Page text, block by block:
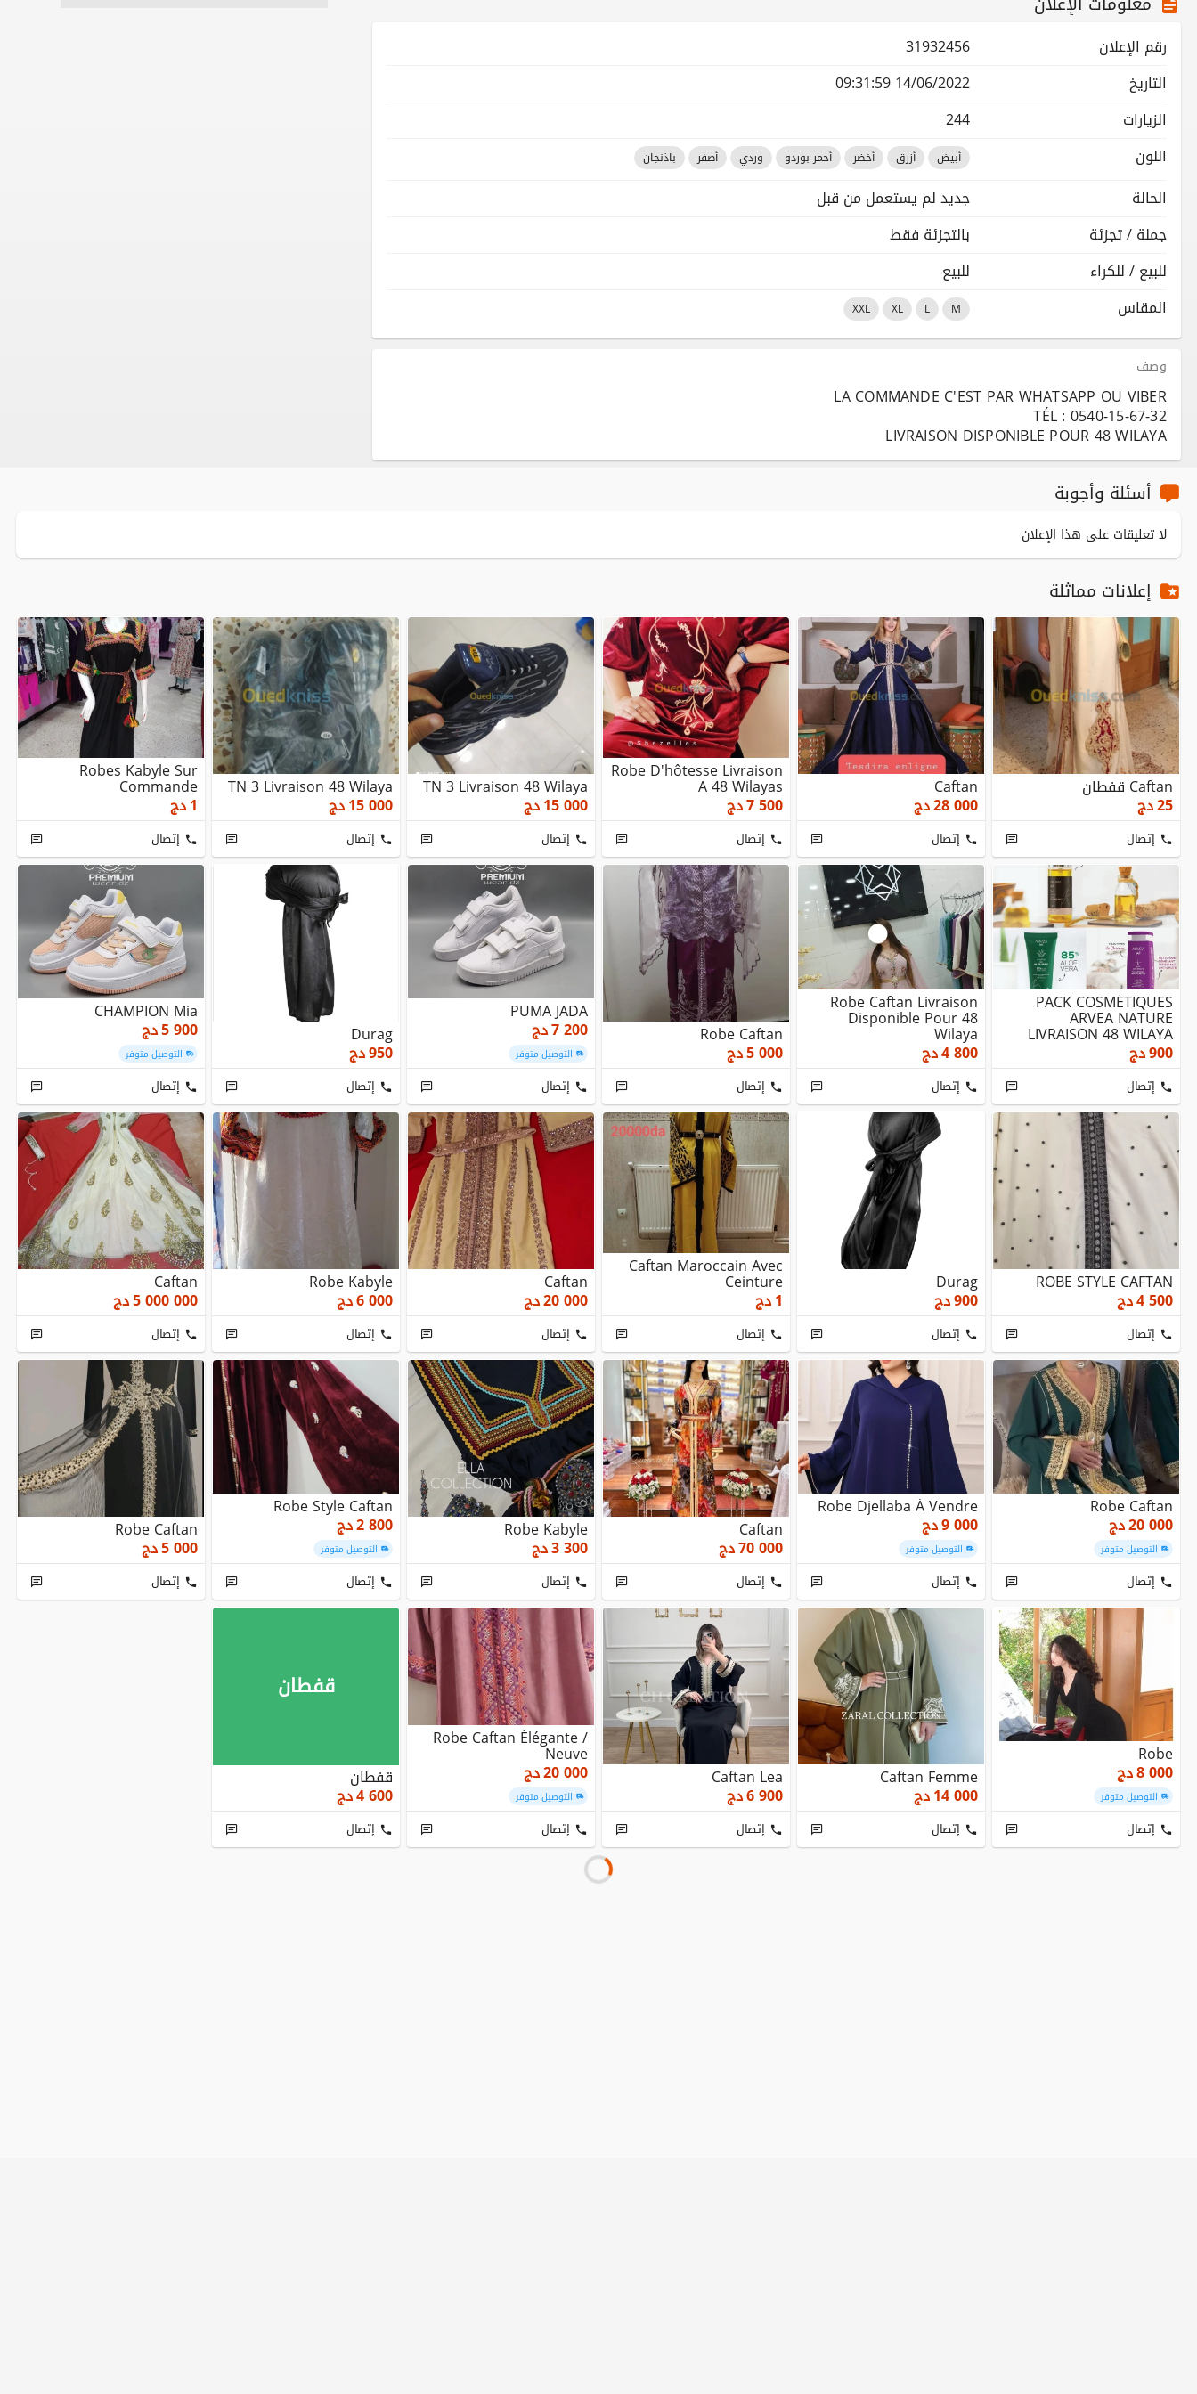
رقم الإعلان
31932456
التاريخ
14/06/2022 09:31:59
الزيارات
244
اللون
أبيض أزرق أخضر أحمر بوردو وردي أصفر باذنجان
الحالة
جديد لم يستعمل من قبل
جملة / تجزئة
بالتجزئة فقط
للبيع / للكراء
للبيع
المقاس
M
L
XL
XXL
وصف
TÉL : 0540-15-67-32
LIVRAISON DISPONIBLE POUR 48 WILAYA
أسئلة وأجوبة
لا تعليقات على هذا الإعلان
إعلانات مماثلة
Caftan قفطان
25دج
إتصال
Caftan
28 000دج
إتصال
Robe D'hôtesse Livraison
A 48 Wilayas
7 500دج
إتصال
TN 3 Livraison 48 Wilaya
15 000دج
إتصال
TN 3 Livraison 48 Wilaya
15 000دج
إتصال
Robes Kabyle Sur
Commande
1دج
إتصال
PACK COSMÉTIQUES
ARVEA NATURE
LIVRAISON 48 WILAYA
900دج
إتصال
Robe Caftan Livraison
Disponible Pour 48
Wilaya
4 800دج
إتصال
Robe Caftan
5 000دج
إتصال
PUMA JADA
7 200دج
التوصيل متوفر
إتصال
Durag
950دج
إتصال
CHAMPION Mia
5 900دج
التوصيل متوفر
إتصال
ROBE STYLE CAFTAN
4 500دج
إتصال
Durag
900دج
إتصال
Caftan Maroccain Avec
Ceinture
1دج
إتصال
Caftan
20 000دج
إتصال
Robe Kabyle
6 000دج
إتصال
Caftan
5 000 000دج
إتصال
Robe Caftan
20 000دج
التوصيل متوفر
إتصال
Robe Djellaba À Vendre
9 000دج
التوصيل متوفر
إتصال
Caftan
70 000دج
إتصال
Robe Kabyle
3 300دج
إتصال
Robe Style Caftan
2 800دج
التوصيل متوفر
إتصال
Robe Caftan
5 000دج
إتصال
Robe
8 000دج
التوصيل متوفر
إتصال
Caftan Femme
14 000دج
إتصال
Caftan Lea
6 900دج
إتصال
Robe Caftan Élégante /
Neuve
20 000دج
التوصيل متوفر
إتصال
قفطان
قفطان
4 600دج
إتصال